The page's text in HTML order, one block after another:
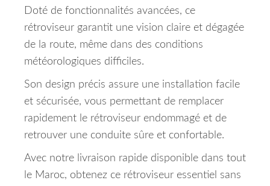
Doté de fonctionnalités avancées, ce
rétroviseur garantit une vision claire et dégagée
de la route, même dans des conditions
météorologiques difficiles.
Son design précis assure une installation facile
et sécurisée, vous permettant de remplacer
rapidement le rétroviseur endommagé et de
retrouver une conduite sûre et confortable.
Avec notre livraison rapide disponible dans tout
le Maroc, obtenez ce rétroviseur essentiel sans